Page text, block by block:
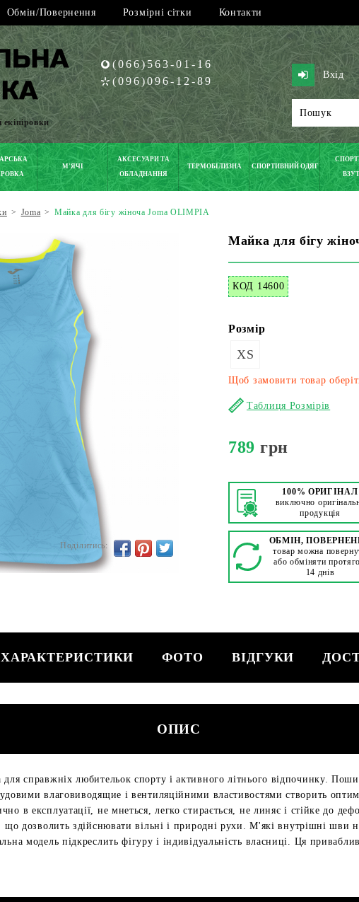
Обмін/Повернення Розмірні сітки Контакти
(066)563-01-16
(096)096-12-89
Вхід
М'ЯЧІ
АКСЕСУАРИ ТА
ОБЛАДНАННЯ
ТЕРМОБІЛИЗНА СПОРТИВНИЙ ОДЯГ
> Joma > Майка для бігу жіноча Joma OLIMPIA
Майка для бігу
КОД 14600
Поділитись:
Розмір
XS
Щоб замовити товар
Таблиця Розмірів
789 грн
100% ОРИГІНАЛ
виключно
продукція
ОБМІН,
товар можна
або обміняти
14 днів
ХАРАКТЕРИСТИКИ ФОТО ВІДГУКИ
ОПИС
справжніх любительок спорту і активного літнього відпочинку.
влаговиводящие і вентиляційними властивостями створить
в експлуатації, не мнеться, легко стирається, не линяє і стійке до
що дозволить здійснювати вільні і природні рухи. М'які внутрішні шви
модель підкреслить фігуру і індивідуальність власниці. Ця